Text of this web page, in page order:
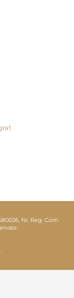
Nr. Reg. Com.